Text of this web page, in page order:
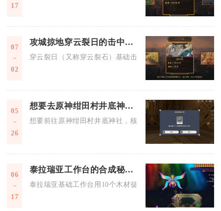
17
07
02
攻城掠地穿云裂日的击中范围有多大
穿云裂日（又称穿云裂石）基础击中范围为横向3排、纵向
05
26
想要去原神绀田村井底神社需要注意什么
想要前往原神绀田村井底神社，核心前提是完成解锁绀田村
06
17
泰拉瑞亚工作台的合成秘籍是什么
泰拉瑞亚基础工作台用10个木材徒手合成，各类变体工作台